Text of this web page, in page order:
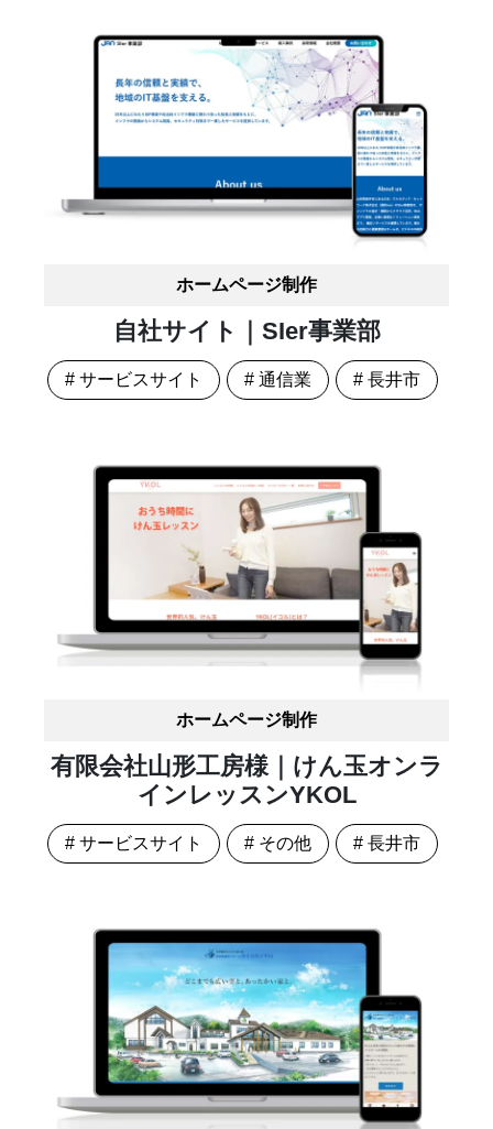
ホームページ制作
自社サイト｜SIer事業部
# サービスサイト # 通信業 # 長井市
ホームページ制作
有限会社山形工房様｜けん玉オンラ
インレッスンYKOL
# サービスサイト # その他 # 長井市